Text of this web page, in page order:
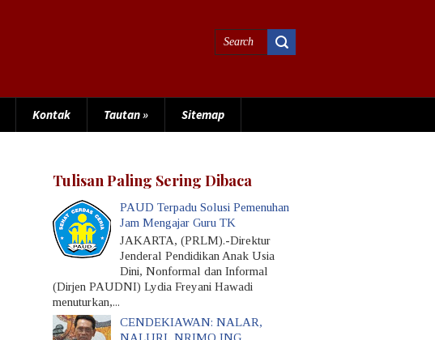
Kontak Tautan» Sitemap
Tulisan Paling Sering Dibaca
PAUD Terpadu Solusi Pemenuhan
Jam Mengajar Guru TK
JAKARTA, (PRLM).-Direktur
Jenderal Pendidikan Anak Usia
Dini, Nonformal dan Informal
(Dirjen PAUDNI) Lydia Freyani Hawadi
menuturkan,...
CENDEKIAWAN: NALAR,